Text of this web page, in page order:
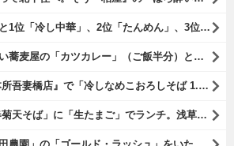
1位「冷し中華」、2位「たんめん」、3位「
い蕎麦屋の「カツカレー」（ご飯半分）と「お
所吾妻橋店』で「冷しなめこおろしそば 1.5倍
菊天そば」に「生たまご」でランチ。浅草地下